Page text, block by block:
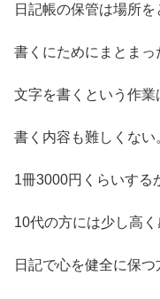
日記帳の保管は場所を
書くにためにまとまっ
文字を書くという作業
書く内容も難しくない
1冊3000円くらいする
10代の方には少し高く
日記で心を健全に保つ